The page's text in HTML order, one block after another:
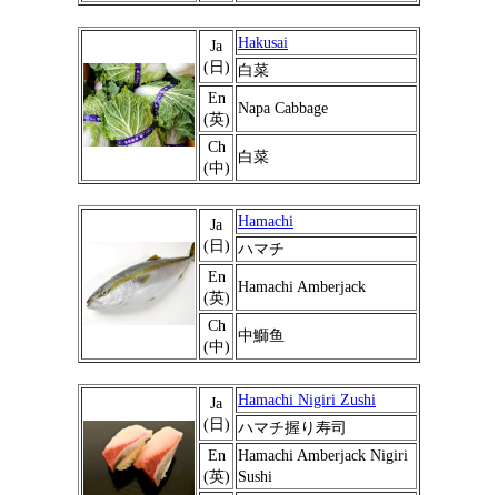
Ja
(日)
Hakusai
白菜
En
(英)
Napa Cabbage
Ch
(中)
白菜
Ja
(日)
Hamachi
ハマチ
En
(英)
Hamachi Amberjack
Ch
(中)
中鰤鱼
Ja
(日)
Hamachi Nigiri Zushi
ハマチ握り寿司
En
(英)
Hamachi Amberjack Nigiri
Sushi